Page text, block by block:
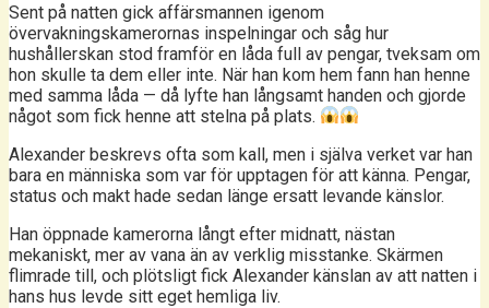
Sent på natten gick affärsmannen igenom
övervakningskamerornas inspelningar och såg hur
hushållerskan stod framför en låda full av pengar, tveksam om
hon skulle ta dem eller inte. När han kom hem fann han henne
med samma låda — då lyfte han långsamt handen och gjorde
något som fick henne att stelna på plats.
Alexander beskrevs ofta som kall, men i själva verket var han
bara en människa som var för upptagen för att känna. Pengar,
status och makt hade sedan länge ersatt levande känslor.
Han öppnade kamerorna långt efter midnatt, nästan
mekaniskt, mer av vana än av verklig misstanke. Skärmen
flimrade till, och plötsligt fick Alexander känslan av att natten i
hans hus levde sitt eget hemliga liv.